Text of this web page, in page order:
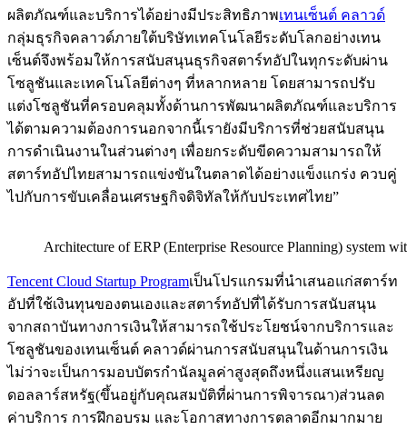
ผลิตภัณฑ์และบริการได้อย่างมีประสิทธิภาพเทนเซ็นต์ คลาวด์
กลุ่มธุรกิจคลาวด์ภายใต้บริษัทเทคโนโลยีระดับโลกอย่างเทน
เซ็นต์จึงพร้อมให้การสนับสนุนธุรกิจสตาร์ทอัปในทุกระดับผ่าน
โซลูชันและเทคโนโลยีต่างๆ ที่หลากหลาย โดยสามารถปรับ
แต่งโซลูชันที่ครอบคลุมทั้งด้านการพัฒนาผลิตภัณฑ์และบริการ
ได้ตามความต้องการนอกจากนี้เรายังมีบริการที่ช่วยสนับสนุน
การดำเนินงานในส่วนต่างๆ เพื่อยกระดับขีดความสามารถให้
สตาร์ทอัปไทยสามารถแข่งขันในตลาดได้อย่างแข็งแกร่ง ควบคู่
ไปกับการขับเคลื่อนเศรษฐกิจดิจิทัลให้กับประเทศไทย”
Architecture of ERP (Enterprise Resource Planning) system
Tencent Cloud Startup Programเป็นโปรแกรมที่นำเสนอแก่สตาร์ท
อัปที่ใช้เงินทุนของตนเองและสตาร์ทอัปที่ได้รับการสนับสนุน
จากสถาบันทางการเงินให้สามารถใช้ประโยชน์จากบริการและ
โซลูชันของเทนเซ็นต์ คลาวด์ผ่านการสนับสนุนในด้านการเงิน
ไม่ว่าจะเป็นการมอบบัตรกำนัลมูลค่าสูงสุดถึงหนึ่งแสนเหรียญ
ดอลลาร์สหรัฐ(ขึ้นอยู่กับคุณสมบัติที่ผ่านการพิจารณา)ส่วนลด
ค่าบริการ การฝึกอบรม และโอกาสทางการตลาดอีกมากมาย